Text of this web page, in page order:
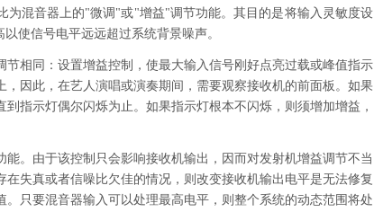
为混音器上的"微调"或"增益"调节功能。其目的是将输入灵敏度设
使信号电平远远超过系统背景噪声。
相同：设置增益控制，使最大输入信号刚好点亮过载或峰值指示
因此，在艺人演唱或演奏期间，需要观察接收机的前面板。如果
指示灯偶尔闪烁为止。如果指示灯根本不闪烁，则须增加增益，
。由于该控制只会影响接收机输出，因而对发射机增益调节不当
失真或者信噪比欠佳的情况，则改变接收机输出电平是无法修复
只要混音器输入可以处理最高电平，则整个系统的动态范围将处